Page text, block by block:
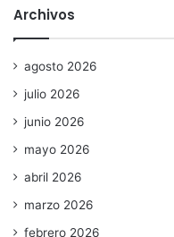
Archivos
agosto 2026
julio 2026
junio 2026
mayo 2026
abril 2026
marzo 2026
febrero 2026